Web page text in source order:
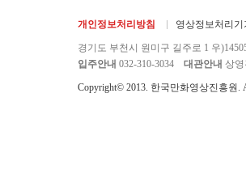
개인정보처리방침 영상정보처리기
경기도 부천시 원미구 길주로 1 우
입주안내 032-310-3034 대관안내 상영
Copyright© 2013. 한국만화영상진흥원.